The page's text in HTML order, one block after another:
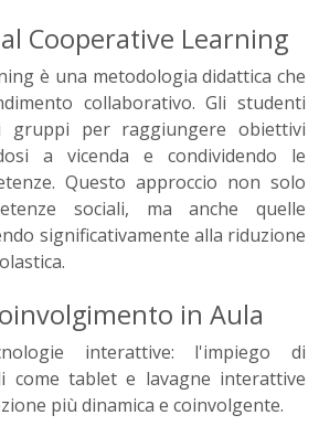
Cooperative Learning
è una metodologia didattica che
collaborativo. Gli studenti
gruppi per raggiungere obiettivi
a vicenda e condividendo le
Questo approccio non solo
sociali, ma anche quelle
significativamente alla riduzione
in Aula
interattive: l'impiego di
come tablet e lavagne interattive
più dinamica e coinvolgente.